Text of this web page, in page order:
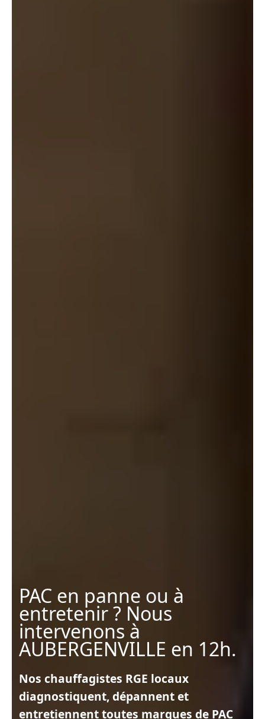
PAC en panne ou à
entretenir ? Nous
intervenons à
AUBERGENVILLE en 12h.
Nos chauffagistes RGE locaux
diagnostiquent, dépannent et
entretiennent toutes marques de PAC